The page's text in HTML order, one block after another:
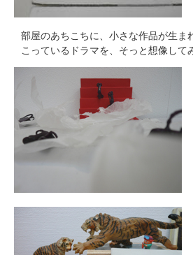
部屋のあちこちに、小さな作品が生ま
こっているドラマを、そっと想像して